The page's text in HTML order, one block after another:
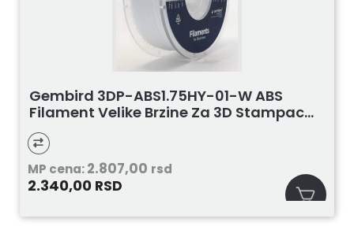
Gembird 3DP-ABS1.75HY-01-W ABS
Filament Velike Brzine Za 3D Stampac...
MP cena:2.807,00 rsd
2.340,00 RSD